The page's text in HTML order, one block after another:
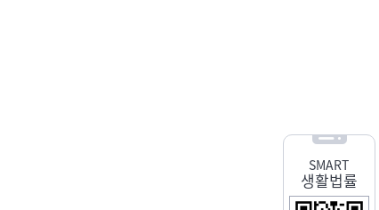
SMART
생활법률